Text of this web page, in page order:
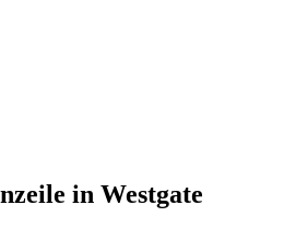
in Westgate